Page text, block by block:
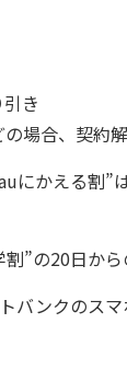
き
場合、契約
にかえる割”
”の20日から
バンクのス